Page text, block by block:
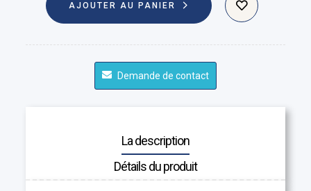
AJOUTER AU PANIER
Demande de contact
La description
Détails du produit